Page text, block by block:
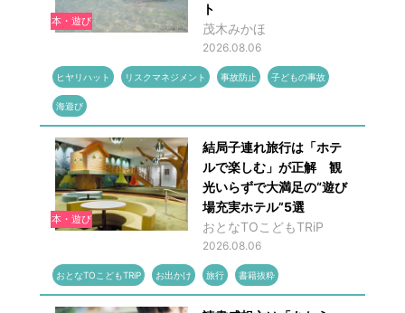
本・遊び
ト
茂木みかほ
2026.08.06
ヒヤリハット リスクマネジメント 事故防止 子どもの事故
海遊び
本・遊び
結局子連れ旅行は「ホテ
ルで楽しむ」が正解 観
光いらずで大満足の“遊び
場充実ホテル”5選
おとなTOこどもTRiP
2026.08.06
おとなTOこどもTRiP お出かけ 旅行 書籍抜粋